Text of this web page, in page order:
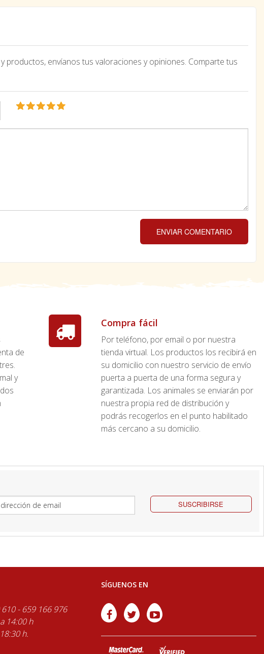
envíanos tus valoraciones y opiniones. Comparte tus
ENVIAR COMENTARIO
de
y
Compra fácil
Por teléfono, por email o por nuestra
tienda virtual. Los productos los recibirá en
su domicilio con nuestro servicio de envío
puerta a puerta de una forma segura y
garantizada. Los animales se enviarán por
nuestra propia red de distribución y
podrás recogerlos en el punto habilitado
más cercano a su domicilio.
SUSCRIBIRSE
- 659 166 976
14:00 h
h.
SÍGUENOS EN